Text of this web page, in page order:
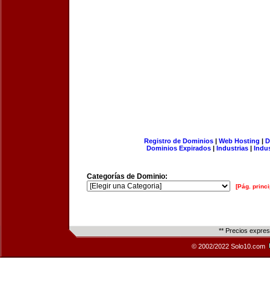
Registro de Dominios| Web Hosting |
Dominios Expirados | Industrias |
Categorías de Dominio:
[Pág.
** Precios
© 2002/2022 Solo10.com